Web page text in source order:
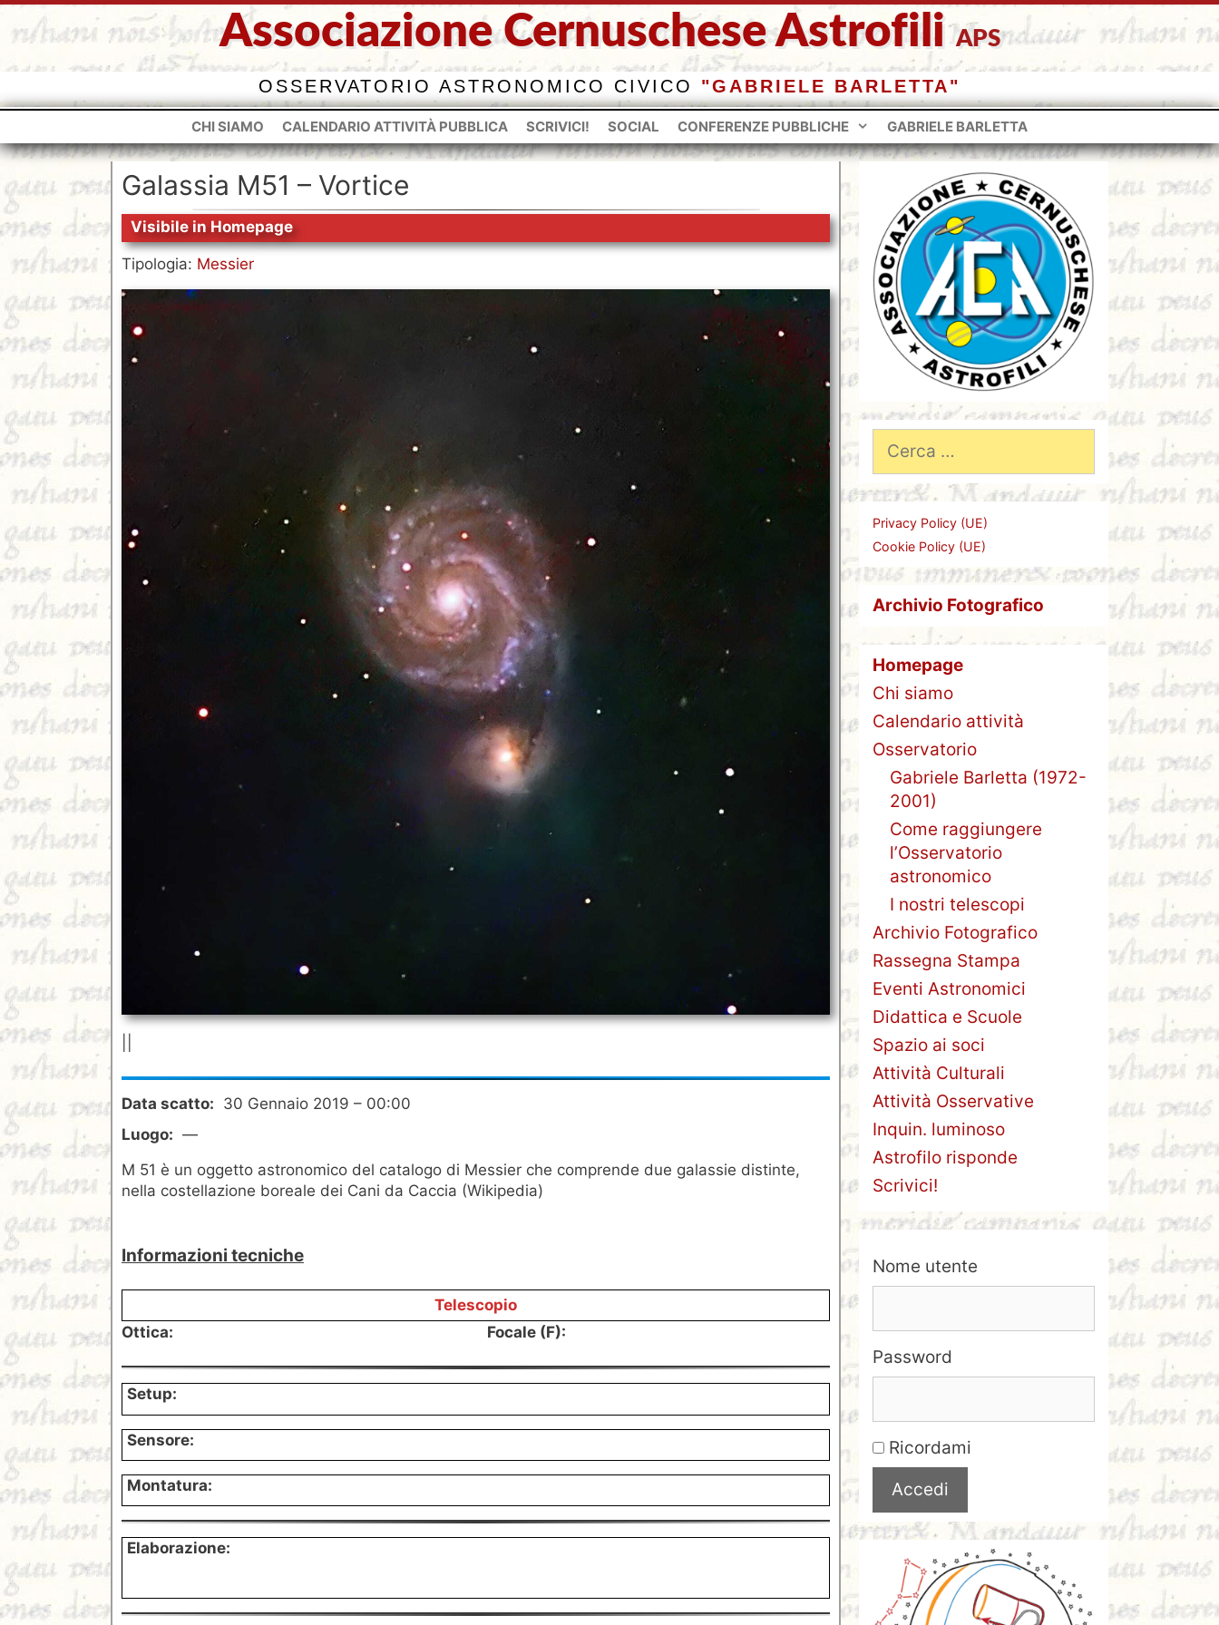
Vai
Associazione Cernuschese Astrofili APS
OSSERVATORIO ASTRONOMICO CIVICO "GABRIELE BARLETTA"
CHI SIAMO CALENDARIO ATTIVITÀ PUBBLICA SCRIVICI! SOCIAL CONFERENZE PUBBLICHE GABRIELE BARLETTA
Galassia M51 – Vortice
Visibile in Homepage
Tipologia: Messier
Data scatto: 30 Gennaio 2019 – 00:00
Luogo: —
M 51 è un oggetto astronomico del catalogo di Messier che comprende due galassie distinte,
nella costellazione boreale dei Cani da Caccia (Wikipedia)
Informazioni tecniche
Telescopio
Ottica:
Focale (F):
Setup:
Sensore:
Montatura:
Elaborazione:
Ricerca
per:
Privacy Policy (UE)
Cookie Policy (UE)
Archivio Fotografico
Homepage
Chi siamo
Calendario attività
Osservatorio
Gabriele Barletta (1972-
2001)
Come raggiungere
l’Osservatorio
astronomico
I nostri telescopi
Archivio Fotografico
Rassegna Stampa
Eventi Astronomici
Didattica e Scuole
Spazio ai soci
Attività Culturali
Attività Osservative
Inquin. luminoso
Astrofilo risponde
Scrivici!
Nome utente
Password
Ricordami